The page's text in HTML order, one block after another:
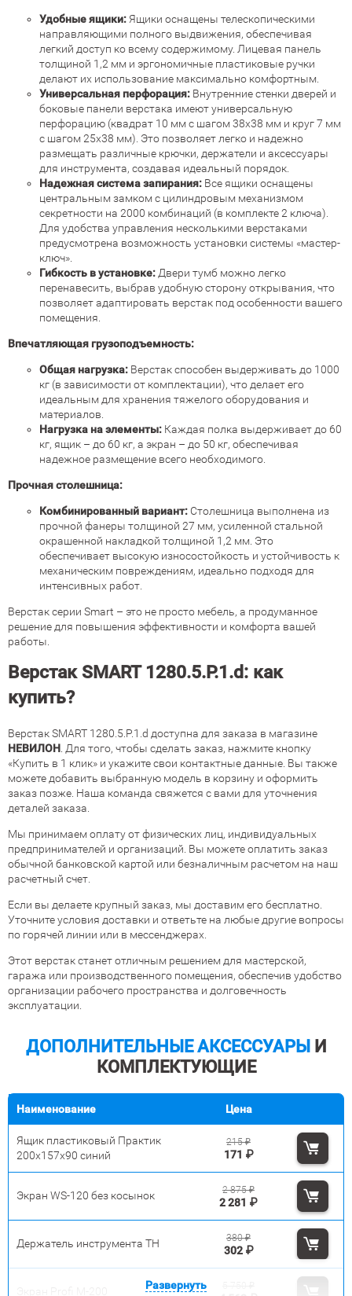
Удобные ящики: Ящики оснащены телескопическими
направляющими полного выдвижения, обеспечивая
легкий доступ ко всему содержимому. Лицевая панель
толщиной 1,2 мм и эргономичные пластиковые ручки
делают их использование максимально комфортным.
Универсальная перфорация: Внутренние стенки дверей и
боковые панели верстака имеют универсальную
перфорацию (квадрат 10 мм с шагом 38х38 мм и круг 7 мм
с шагом 25х38 мм). Это позволяет легко и надежно
размещать различные крючки, держатели и аксессуары
для инструмента, создавая идеальный порядок.
Надежная система запирания: Все ящики оснащены
центральным замком с цилиндровым механизмом
секретности на 2000 комбинаций (в комплекте 2 ключа).
Для удобства управления несколькими верстаками
предусмотрена возможность установки системы «мастер-
ключ».
Гибкость в установке: Двери тумб можно легко
перенавесить, выбрав удобную сторону открывания, что
позволяет адаптировать верстак под особенности вашего
помещения.
Впечатляющая грузоподъемность:
Общая нагрузка: Верстак способен выдерживать до 1000
кг (в зависимости от комплектации), что делает его
идеальным для хранения тяжелого оборудования и
материалов.
Нагрузка на элементы: Каждая полка выдерживает до 60
кг, ящик – до 60 кг, а экран – до 50 кг, обеспечивая
надежное размещение всего необходимого.
Прочная столешница:
Комбинированный вариант: Столешница выполнена из
прочной фанеры толщиной 27 мм, усиленной стальной
окрашенной накладкой толщиной 1,2 мм. Это
обеспечивает высокую износостойкость и устойчивость к
механическим повреждениям, идеально подходя для
интенсивных работ.
Верстак серии Smart – это не просто мебель, а продуманное
решение для повышения эффективности и комфорта вашей
работы.
Верстак SMART 1280.5.P.1.d: как
купить?
Верстак SMART 1280.5.P.1.d доступна для заказа в магазине
НЕВИЛОН . Для того, чтобы сделать заказ, нажмите кнопку
«Купить в 1 клик» и укажите свои контактные данные. Вы также
можете добавить выбранную модель в корзину и оформить
заказ позже. Наша команда свяжется с вами для уточнения
деталей заказа.
Мы принимаем оплату от физических лиц, индивидуальных
предпринимателей и организаций. Вы можете оплатить заказ
обычной банковской картой или безналичным расчетом на наш
расчетный счет.
Если вы делаете крупный заказ, мы доставим его бесплатно.
Уточните условия доставки и ответьте на любые другие вопросы
по горячей линии или в мессенджерах.
Этот верстак станет отличным решением для мастерской,
гаража или производственного помещения, обеспечив удобство
организации рабочего пространства и долговечность
эксплуатации.
ДОПОЛНИТЕЛЬНЫЕ АКСЕССУАРЫ И
КОМПЛЕКТУЮЩИЕ
Наименование Цена
Ящик пластиковый Практик
200x157x90 синий
171 ₽
215₽
Экран WS-120 без косынок
2 281 ₽
2 875₽
Держатель инструмента TH
302 ₽
380₽
Развернуть